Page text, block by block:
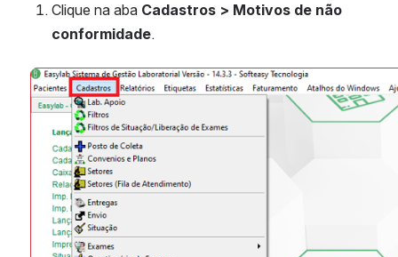
Clique na aba Cadastros > Motivos de não
conformidade.
Abrir